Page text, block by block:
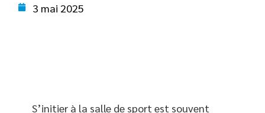
3 mai 2025
S’initier à la salle de sport est souvent